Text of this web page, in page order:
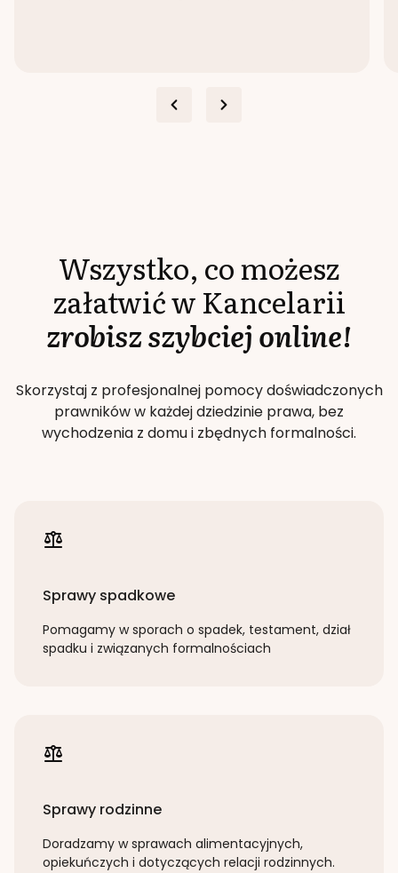
Wszystko, co możesz
załatwić w Kancelarii
zrobisz szybciej online!
Skorzystaj z profesjonalnej pomocy doświadczonych
prawników w każdej dziedzinie prawa, bez
wychodzenia z domu i zbędnych formalności.
Sprawy spadkowe
Pomagamy w sporach o spadek, testament, dział
spadku i związanych formalnościach
Sprawy rodzinne
Doradzamy w sprawach alimentacyjnych,
opiekuńczych i dotyczących relacji rodzinnych.